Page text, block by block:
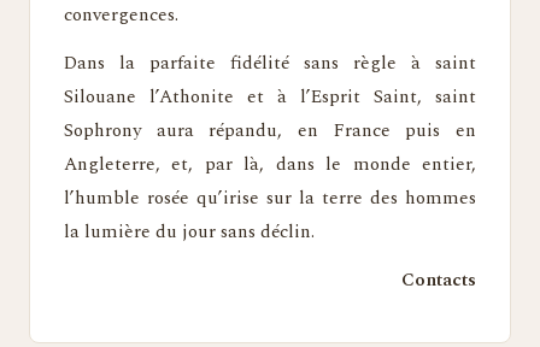
convergences.
Dans la parfaite fidélité sans règle à saint
Silouane l’Athonite et à l’Esprit Saint, saint
Sophrony aura répandu, en France puis en
Angleterre, et, par là, dans le monde entier,
l’humble rosée qu’irise sur la terre des hommes
la lumière du jour sans déclin.
Contacts